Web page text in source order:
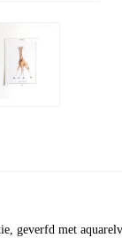
geverfd met